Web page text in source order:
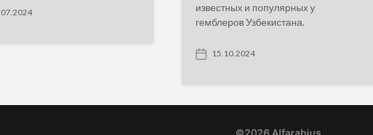
известных и популярных у
гемблеров Узбекистана.
P
15.10.2024